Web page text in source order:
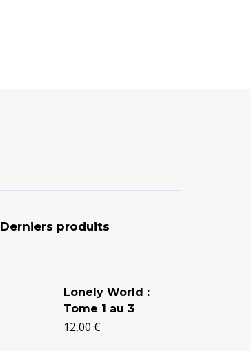
Derniers produits
Lonely World :
Tome 1 au 3
12,00 €